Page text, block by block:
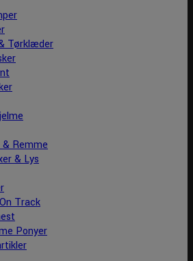
Tørklæder
& Remme
& Lys
Track
Ponyer